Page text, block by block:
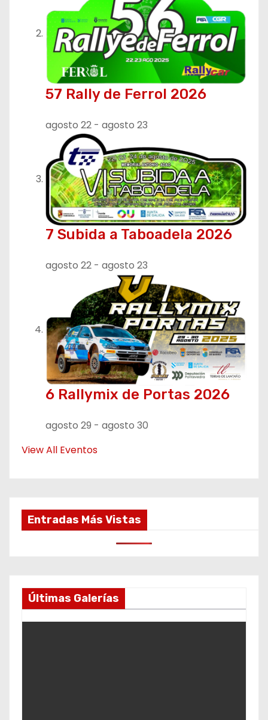
57 Rally de Ferrol 2026
agosto 22 - agosto 23
7 Subida a Taboadela 2026
agosto 22 - agosto 23
6 Rallymix de Portas 2026
agosto 29 - agosto 30
View All Eventos
Entradas Más Vistas
Últimas Galerías